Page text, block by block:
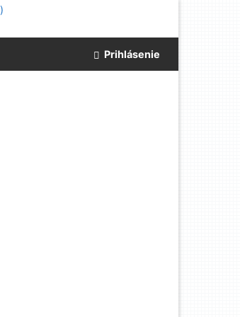
)
Prihlásenie